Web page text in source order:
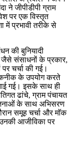
ने जीपीडीपी ग्राम
पर एक विस्तृत
में प्रभावी तरीके से
की बुनियादी
जैसे संसाधनों के प्रकार,
चर्चा की गई।
के उपयोग करते
गई। इसके साथ ही
ढांचे, ग्राम पंचायत
के साथ अभिसरण
समूह चर्चा और मॉक
आजीविका पर